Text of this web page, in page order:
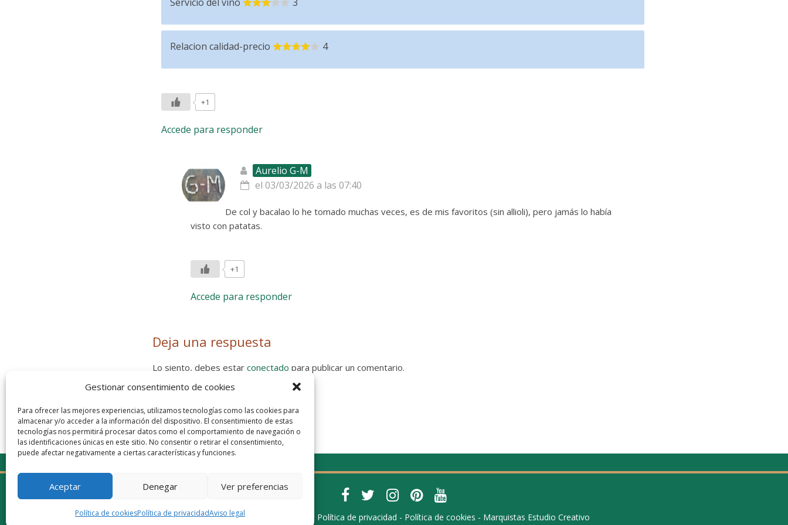
Gestionar consentimiento de cookies
Para ofrecer las mejores experiencias, utilizamos tecnologías como las cookies para
almacenar y/o acceder a la información del dispositivo. El consentimiento de estas
tecnologías nos permitirá procesar datos como el comportamiento de navegación o
las identificaciones únicas en este sitio. No consentir o retirar el consentimiento,
puede afectar negativamente a ciertas características y funciones.
Aceptar Denegar Ver preferencias
Política de cookiesPolítica de privacidadAviso legal
Relacion calidad-precio 4
+1
Accede para responder
Aurelio G-M
el 03/03/2026 a las 07:40
De col y bacalao lo he tomado muchas veces, es de mis favoritos (sin allioli), pero jamás lo había
visto con patatas.
+1
Accede para responder
Deja una respuesta
Lo siento, debes estar conectado para publicar un comentario.
Entra con tu red social
He leído y acepto laPolítica de Privacidad
© 2026 Gaudaru - Política de privacidad - Política de cookies - Marquistas Estudio Creativo